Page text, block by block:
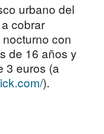
urbano del
cobrar
con
de 16 años y
3 euros (a
).